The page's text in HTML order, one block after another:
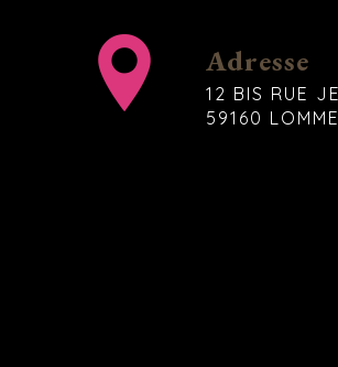
Adresse
12 BIS RUE JEAN MOULIN
59160 LOMME